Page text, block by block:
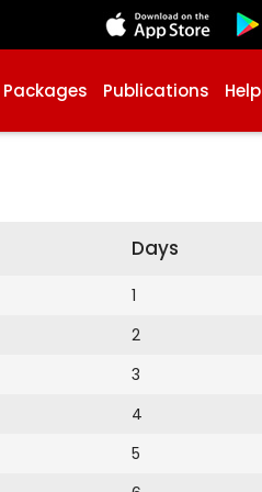
Packages Publications Help
Days
1
2
3
4
5